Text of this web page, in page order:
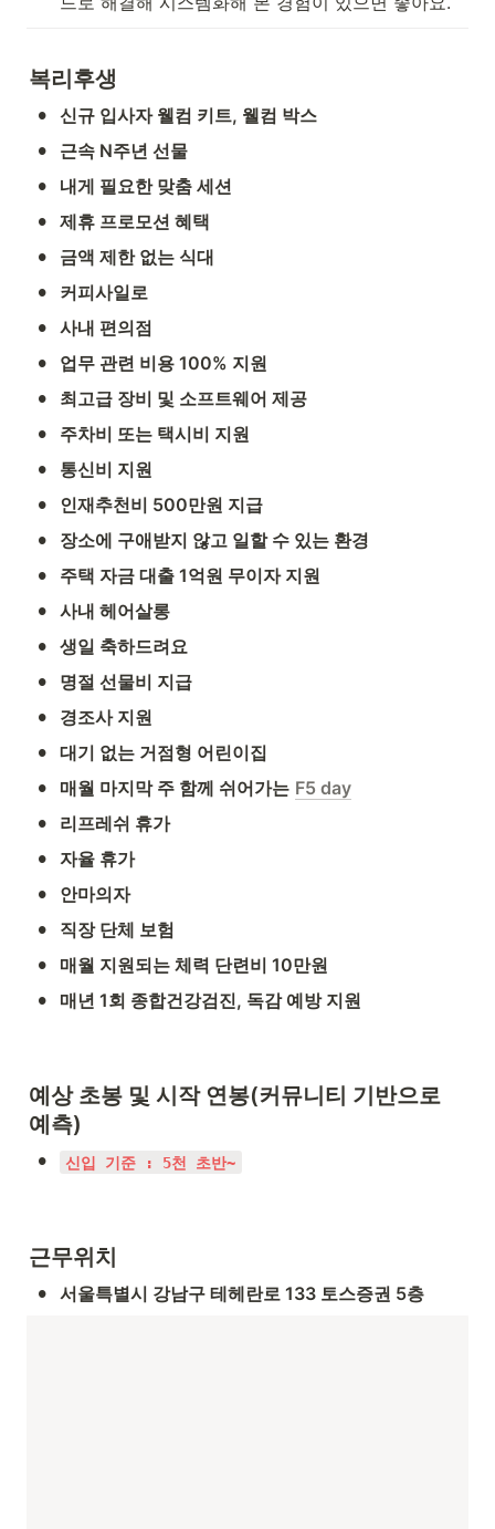
복리후생
• 신규 입사자 웰컴 키트, 웰컴 박스
• 근속 N주년 선물
• 내게 필요한 맞춤 세션
• 제휴 프로모션 혜택
• 금액 제한 없는 식대
• 커피사일로
• 사내 편의점
• 업무 관련 비용 100% 지원
• 최고급 장비 및 소프트웨어 제공
• 주차비 또는 택시비 지원
• 통신비 지원
• 인재추천비 500만원 지급
• 장소에 구애받지 않고 일할 수 있는 환경
• 주택 자금 대출 1억원 무이자 지원
• 사내 헤어살롱
• 생일 축하드려요
• 명절 선물비 지급
• 경조사 지원
• 대기 없는 거점형 어린이집
• 매월 마지막 주 함께 쉬어가는 F5 day
• 리프레쉬 휴가
• 자율 휴가
• 안마의자
• 직장 단체 보험
• 매월 지원되는 체력 단련비 10만원
• 매년 1회 종합건강검진, 독감 예방 지원
예상 초봉 및 시작 연봉(커뮤니티 기반으로
예측)
• 신입 기준 : 5천 초반~
근무위치
• 서울특별시 강남구 테헤란로 133 토스증권 5층